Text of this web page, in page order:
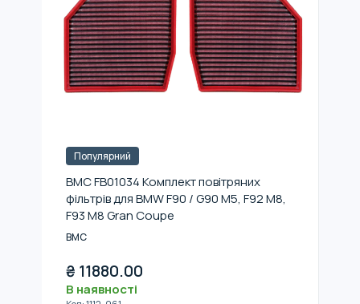
Популярний
BMC FB01034 Комплект повітряних
фільтрів для BMW F90 / G90 M5, F92 M8,
F93 M8 Gran Coupe
BMC
₴ 11880.00
В наявності